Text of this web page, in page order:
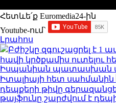
Հետևե՛ք Euromedia24-ին
Youtube-ում`
Լրահոս
Բժիշկը զգուշացրել է 1
հավի կրծքամիս ուտելու
Իսպանիան պատասխան
Իտալիայի հետ սահմանին
դեպքերի թիվը գերազանցել
թայֆունը շարժվում է